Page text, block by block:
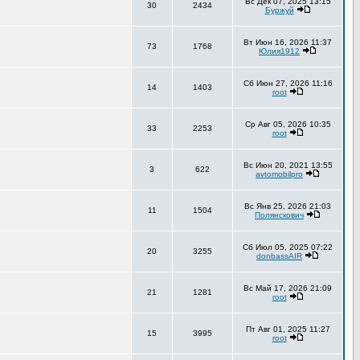
30 2434
Буржуй
73 1768
Вт Июн 16, 2026 11:37
Юлия1912
14 1403
Сб Июн 27, 2026 11:16
root
33 2253
Ср Авг 05, 2026 10:35
root
3 622
Вс Июн 20, 2021 13:55
avtomobilpro
11 1504
Вс Янв 25, 2026 21:03
Полянскович
20 3255
Сб Июл 05, 2025 07:22
donbassAIR
21 1281
Вс Май 17, 2026 21:09
root
15 3995
Пт Авг 01, 2025 11:27
root